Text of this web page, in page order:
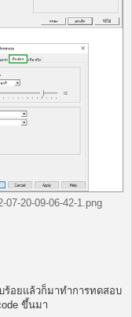
20-09-06-42-1.png
ร้อยแล้วก็มาทำการทดสอบ
ขึ้นมา